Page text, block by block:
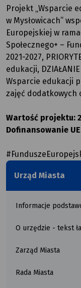
Projekt „Wsparcie
w Mysłowicach”
Europejskiej w
Społecznego+ –
2021-2027,
edukacji,
Wsparcie edukacji
zajęć dodatkowych
Wartość projektu:
Dofinansowanie
Urząd Miasta
Informacje
O urzędzie - tekst
Zarząd Miasta
Rada Miasta